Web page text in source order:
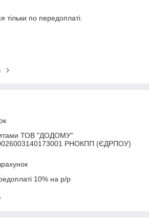
тільки по передоплаті.
ТОВ "ДОДОМУ"
РНОКПП (ЄДРПОУ)
10% на р/р